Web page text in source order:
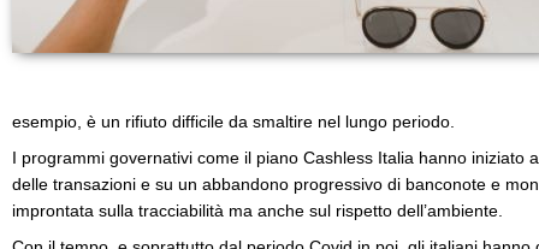
esempio, è un rifiuto difficile da smaltire nel lungo periodo.
I programmi governativi come il piano Cashless Italia hanno iniziato
delle transazioni e su un abbandono progressivo di banconote e
improntata sulla tracciabilità ma anche sul rispetto dell’ambiente.